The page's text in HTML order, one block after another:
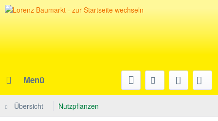
Menü
Übersicht Nutzpflanzen